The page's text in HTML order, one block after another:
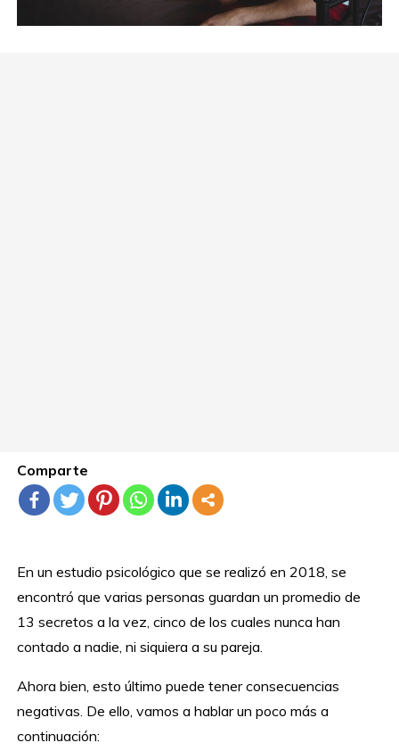
Comparte
En un estudio psicológico que se realizó en 2018, se
encontró que varias personas guardan un promedio de
13 secretos a la vez, cinco de los cuales nunca han
contado a nadie, ni siquiera a su pareja.
Ahora bien, esto último puede tener consecuencias
negativas. De ello, vamos a hablar un poco más a
continuación: